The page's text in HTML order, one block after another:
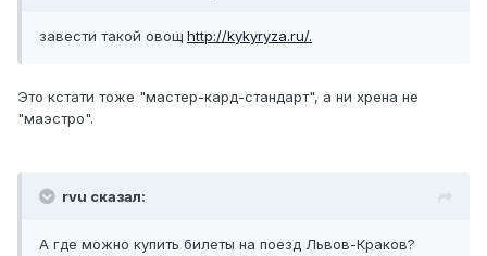
завести такой овощ http://kykyryza.ru/.
Это кстати тоже "мастер-кард-стандарт", а ни хрена не
"маэстро".
rvu сказал:
А где можно купить билеты на поезд Львов-Краков?